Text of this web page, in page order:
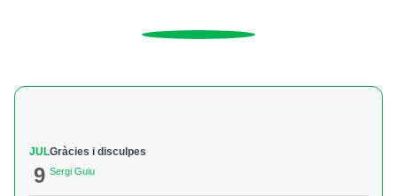
JUL
9
Gràcies i disculpes
Sergi Guiu